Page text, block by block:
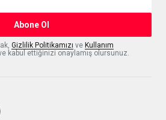
Abone Ol
Gizlilik Politikamızı ve Kullanım
kabul ettiğinizi onaylamış olursunuz.